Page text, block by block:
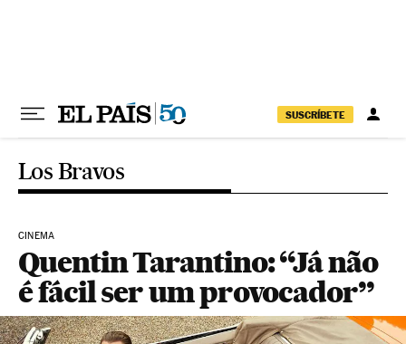
SUSCRÍBETE
Los Bravos
CINEMA
Quentin Tarantino: “Já não
é fácil ser um provocador”